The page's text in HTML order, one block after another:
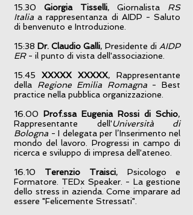
15.30 Giorgia Tisselli, Giornalista RS
Italia a rappresentanza di AIDP - Saluto
di benvenuto e Introduzione.
15:38 Dr. Claudio Galli, Presidente di AIDP
ER- il punto di vista dell'associazione.
15.45 XXXXX XXXXX, Rappresentante
della Regione Emilia Romagna- Best
practice nella pubblica organizzazione.
16.00 Prof.ssa Eugenia Rossi di Schio,
Rappresentante dell'Università di
Bologna - I delegata per l’Inserimento nel
mondo del lavoro. Progressi in campo di
ricerca e sviluppo di impresa dell'ateneo.
16.10 Terenzio Traisci, Psicologo e
Formatore. TEDx Speaker. - La gestione
dello stress in azienda. Come imparare ad
essere "Felicemente Stressati".